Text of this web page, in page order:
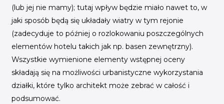
(lub jej nie mamy); tutaj wpływ będzie miało nawet to, w
jaki sposób będą się układały wiatry w tym rejonie
(zadecyduje to później o rozlokowaniu poszczególnych
elementów hotelu takich jak np. basen zewnętrzny).
Wszystkie wymienione elementy wstępnej oceny
składają się na możliwości urbanistyczne wykorzystania
działki, które tylko architekt może zebrać w całość i
podsumować.